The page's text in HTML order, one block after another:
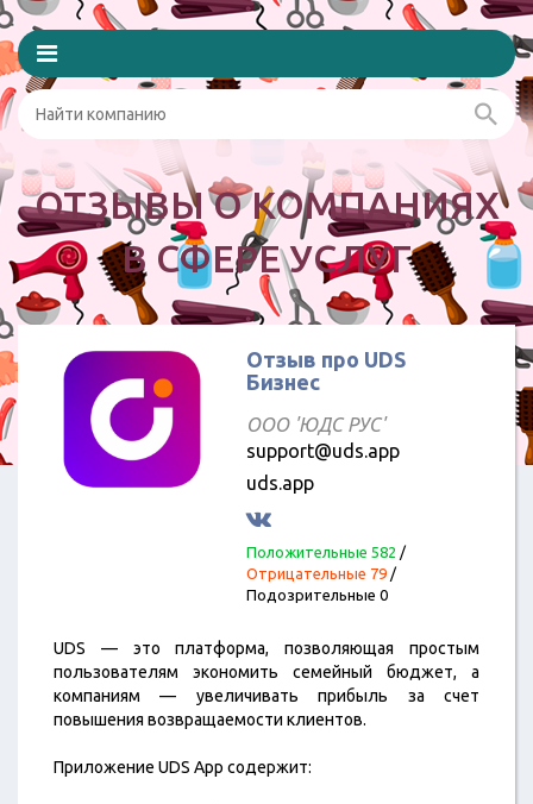
ОТЗЫВЫ О КОМПАНИЯХ
В СФЕРЕ УСЛУГ
Отзыв про UDS
Бизнес
ООО 'ЮДС РУС'
support@uds.app
uds.app
Положительные 582 /
Отрицательные 79/
Подозрительные 0
UDS — это платформа, позволяющая простым
пользователям экономить семейный бюджет, а
компаниям — увеличивать прибыль за счет
повышения возвращаемости клиентов.
Приложение UDS App содержит: